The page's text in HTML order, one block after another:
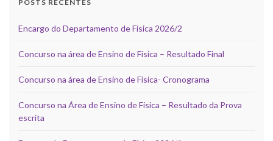
POSTS RECENTES
Encargo do Departamento de Física 2026/2
Concurso na área de Ensino de Física – Resultado Final
Concurso na área de Ensino de Física- Cronograma
Concurso na Área de Ensino de Física – Resultado da Prova
escrita